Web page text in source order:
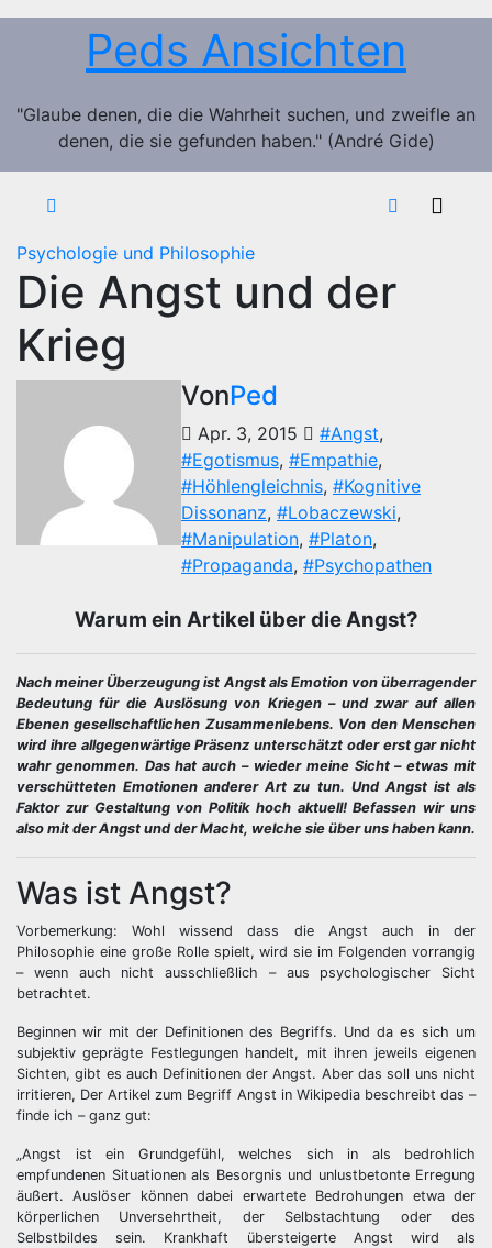
Zum
Peds Ansichten
"Glaube denen, die die Wahrheit suchen, und zweifle an
denen, die sie gefunden haben." (André Gide)
Psychologie und Philosophie
Die Angst und der
Krieg
VonPed
Apr. 3, 2015 #Angst,
#Egotismus, #Empathie,
#Höhlengleichnis, #Kognitive
Dissonanz, #Lobaczewski,
#Manipulation, #Platon,
#Propaganda, #Psychopathen
Warum ein Artikel über die Angst?
Nach meiner Überzeugung ist Angst als Emotion von überragender
Bedeutung für die Auslösung von Kriegen – und zwar auf allen
Ebenen gesellschaftlichen Zusammenlebens. Von den Menschen
wird ihre allgegenwärtige Präsenz unterschätzt oder erst gar nicht
wahr genommen. Das hat auch – wieder meine Sicht – etwas mit
verschütteten Emotionen anderer Art zu tun. Und Angst ist als
Faktor zur Gestaltung von Politik hoch aktuell! Befassen wir uns
also mit der Angst und der Macht, welche sie über uns haben kann.
Was ist Angst?
Vorbemerkung: Wohl wissend dass die Angst auch in der
Philosophie eine große Rolle spielt, wird sie im Folgenden vorrangig
– wenn auch nicht ausschließlich – aus psychologischer Sicht
betrachtet.
Beginnen wir mit der Definitionen des Begriffs. Und da es sich um
subjektiv geprägte Festlegungen handelt, mit ihren jeweils eigenen
Sichten, gibt es auch Definitionen der Angst. Aber das soll uns nicht
irritieren, Der Artikel zum Begriff Angst in Wikipedia beschreibt das –
finde ich – ganz gut:
„Angst ist ein Grundgefühl, welches sich in als bedrohlich
empfundenen Situationen als Besorgnis und unlustbetonte Erregung
äußert. Auslöser können dabei erwartete Bedrohungen etwa der
körperlichen Unversehrtheit, der Selbstachtung oder des
Selbstbildes sein. Krankhaft übersteigerte Angst wird als